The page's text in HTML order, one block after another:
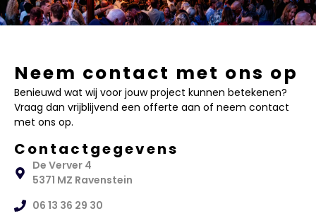
Neem contact met ons op
Benieuwd wat wij voor jouw project kunnen betekenen?
Vraag dan vrijblijvend een offerte aan of neem contact
met ons op.
Contactgegevens
De Verver 4
5371 MZ Ravenstein
06 13 36 29 30